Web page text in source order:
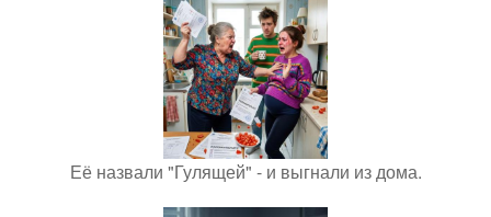
Её назвали "Гулящей" - и выгнали из дома.